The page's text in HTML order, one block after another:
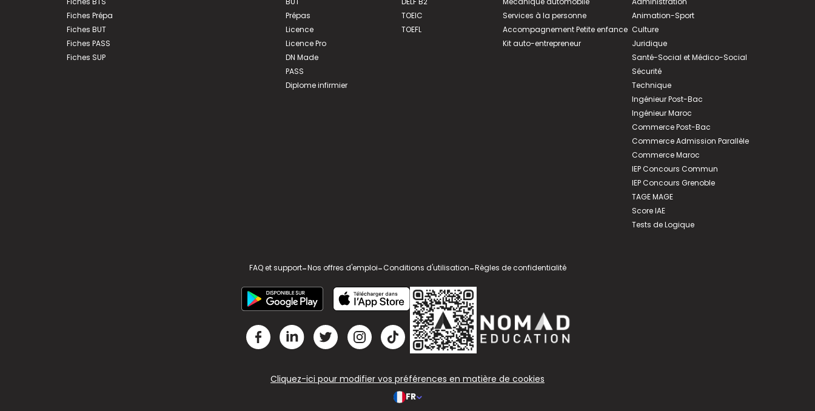
Fiches Prépa
Fiches BUT
Fiches PASS
Fiches SUP
Prépas
Licence
Licence Pro
DN Made
PASS
Diplome infirmier
TOEIC
TOEFL
Services à la personne
Accompagnement Petite enfance
Kit auto-entrepreneur
Animation-Sport
Culture
Juridique
Santé-Social et Médico-Social
Sécurité
Technique
Ingénieur Post-Bac
Ingénieur Maroc
Commerce Post-Bac
Commerce Admission Parallèle
Commerce Maroc
IEP Concours Commun
IEP Concours Grenoble
TAGE MAGE
Score IAE
Tests de Logique
FAQ et support-Nos offres d'emploi-Conditions d'utilisation-Règles de confidentialité
Cliquez-ici pour modifier vos préférences en matière de cookies
FR